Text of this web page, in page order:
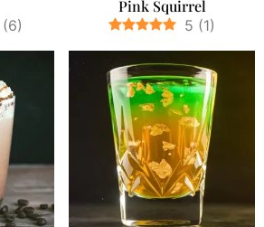
(6)
Pink Squirrel
5 (1)